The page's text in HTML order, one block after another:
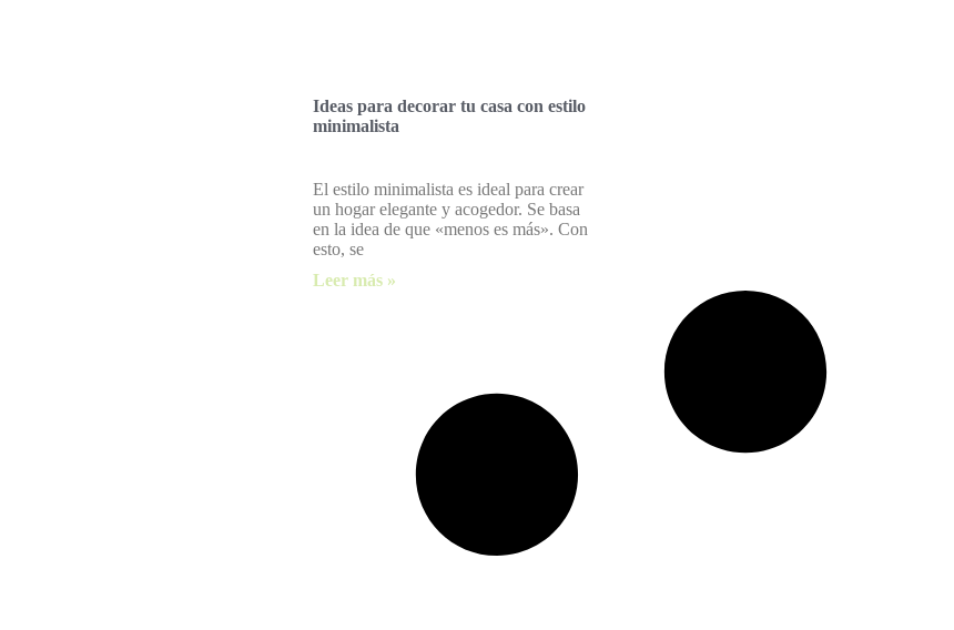
Ideas para decorar tu casa con estilo
minimalista
El estilo minimalista es ideal para crear
un hogar elegante y acogedor. Se basa
en la idea de que «menos es más». Con
esto, se
Leer más »